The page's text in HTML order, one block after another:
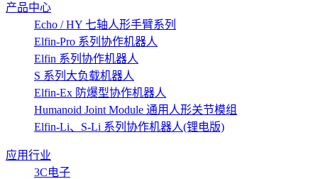
产品中心
Echo / HY 七轴人形手臂系列
Elfin-Pro 系列协作机器人
Elfin 系列协作机器人
S 系列大负载机器人
Elfin-Ex 防爆型协作机器人
Humanoid Joint Module 通用人形关节模组
Elfin-Li、S-Li 系列协作机器人(锂电版)
应用行业
3C电子